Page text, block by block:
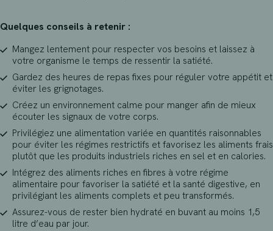
Quelques conseils à retenir :
Mangez lentement pour respecter vos besoins et laissez à
votre organisme le temps de ressentir la satiété.
Gardez des heures de repas fixes pour réguler votre appétit et
éviter les grignotages.
Créez un environnement calme pour manger afin de mieux
écouter les signaux de votre corps.
Privilégiez une alimentation variée en quantités raisonnables
pour éviter les régimes restrictifs et favorisez les aliments frais
plutôt que les produits industriels riches en sel et en calories.
Intégrez des aliments riches en fibres à votre régime
alimentaire pour favoriser la satiété et la santé digestive, en
privilégiant les aliments complets et peu transformés.
Assurez-vous de rester bien hydraté en buvant au moins 1,5
litre d’eau par jour.